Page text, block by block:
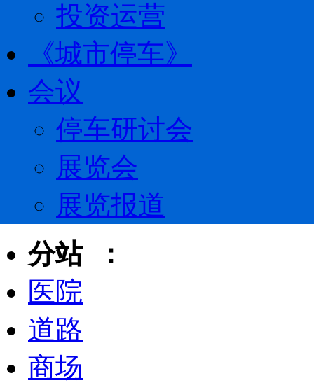
投资运营
《城市停车》
会议
停车研讨会
展览会
展览报道
分站 ：
医院
道路
商场